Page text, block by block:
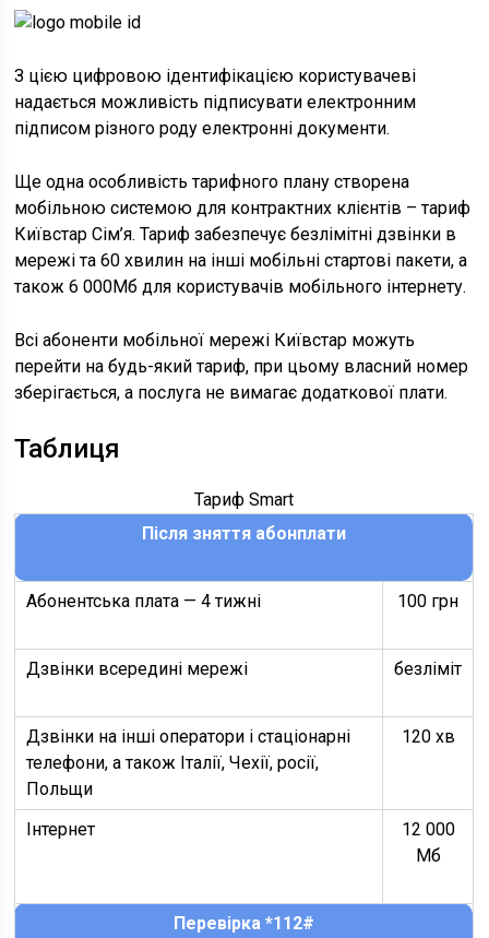
З цією цифровою ідентифікацією користувачеві
надається можливість підписувати електронним
підписом різного роду електронні документи.
Ще одна особливість тарифного плану створена
мобільною системою для контрактних клієнтів – тариф
Київстар Сім’я. Тариф забезпечує безлімітні дзвінки в
мережі та 60 хвилин на інші мобільні стартові пакети, а
також 6 000Mб для користувачів мобільного інтернету.
Всі абоненти мобільної мережі Київстар можуть
перейти на будь-який тариф, при цьому власний номер
зберігається, а послуга не вимагає додаткової плати.
Таблиця
Тариф Smart
Після зняття абонплати
Абонентська плата — 4 тижні 100 грн
Дзвінки всередині мережі безліміт
Дзвінки на інші оператори і стаціонарні
телефони, а також Італії, Чехії, росії,
Польщи
120 хв
Інтернет
12 000
Мб
Перевірка *112#